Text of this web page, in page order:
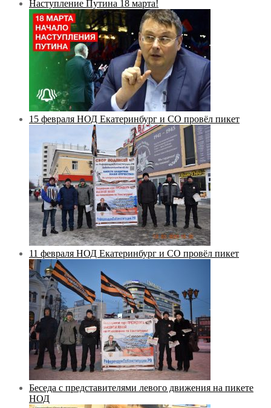
Наступление Путина 18 марта!
15 февраля НОД Екатеринбург и СО провёл пикет
11 февраля НОД Екатеринбург и СО провёл пикет
Беседа с представителями левого движения на пикете
НОД